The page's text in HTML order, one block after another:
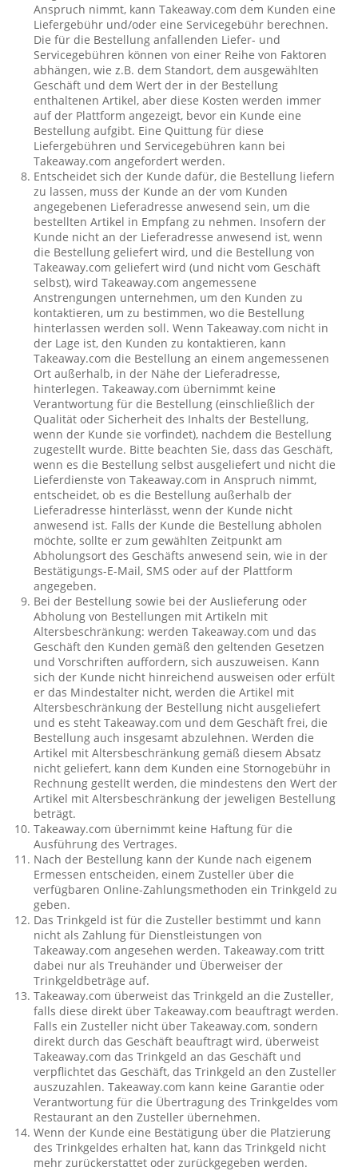
Anspruch nimmt, kann Takeaway.com dem Kunden eine
Liefergebühr und/oder eine Servicegebühr berechnen.
Die für die Bestellung anfallenden Liefer- und
Servicegebühren können von einer Reihe von Faktoren
abhängen, wie z.B. dem Standort, dem ausgewählten
Geschäft und dem Wert der in der Bestellung
enthaltenen Artikel, aber diese Kosten werden immer
auf der Plattform angezeigt, bevor ein Kunde eine
Bestellung aufgibt. Eine Quittung für diese
Liefergebühren und Servicegebühren kann bei
Takeaway.com angefordert werden.
Entscheidet sich der Kunde dafür, die Bestellung liefern
zu lassen, muss der Kunde an der vom Kunden
angegebenen Lieferadresse anwesend sein, um die
bestellten Artikel in Empfang zu nehmen. Insofern der
Kunde nicht an der Lieferadresse anwesend ist, wenn
die Bestellung geliefert wird, und die Bestellung von
Takeaway.com geliefert wird (und nicht vom Geschäft
selbst), wird Takeaway.com angemessene
Anstrengungen unternehmen, um den Kunden zu
kontaktieren, um zu bestimmen, wo die Bestellung
hinterlassen werden soll. Wenn Takeaway.com nicht in
der Lage ist, den Kunden zu kontaktieren, kann
Takeaway.com die Bestellung an einem angemessenen
Ort außerhalb, in der Nähe der Lieferadresse,
hinterlegen. Takeaway.com übernimmt keine
Verantwortung für die Bestellung (einschließlich der
Qualität oder Sicherheit des Inhalts der Bestellung,
wenn der Kunde sie vorfindet), nachdem die Bestellung
zugestellt wurde. Bitte beachten Sie, dass das Geschäft,
wenn es die Bestellung selbst ausgeliefert und nicht die
Lieferdienste von Takeaway.com in Anspruch nimmt,
entscheidet, ob es die Bestellung außerhalb der
Lieferadresse hinterlässt, wenn der Kunde nicht
anwesend ist. Falls der Kunde die Bestellung abholen
möchte, sollte er zum gewählten Zeitpunkt am
Abholungsort des Geschäfts anwesend sein, wie in der
Bestätigungs-E-Mail, SMS oder auf der Plattform
angegeben.
Bei der Bestellung sowie bei der Auslieferung oder
Abholung von Bestellungen mit Artikeln mit
Altersbeschränkung: werden Takeaway.com und das
Geschäft den Kunden gemäß den geltenden Gesetzen
und Vorschriften auffordern, sich auszuweisen. Kann
sich der Kunde nicht hinreichend ausweisen oder erfült
er das Mindestalter nicht, werden die Artikel mit
Altersbeschränkung der Bestellung nicht ausgeliefert
und es steht Takeaway.com und dem Geschäft frei, die
Bestellung auch insgesamt abzulehnen. Werden die
Artikel mit Altersbeschränkung gemäß diesem Absatz
nicht geliefert, kann dem Kunden eine Stornogebühr in
Rechnung gestellt werden, die mindestens den Wert der
Artikel mit Altersbeschränkung der jeweligen Bestellung
beträgt.
Takeaway.com übernimmt keine Haftung für die
Ausführung des Vertrages.
Nach der Bestellung kann der Kunde nach eigenem
Ermessen entscheiden, einem Zusteller über die
verfügbaren Online-Zahlungsmethoden ein Trinkgeld zu
geben.
Das Trinkgeld ist für die Zusteller bestimmt und kann
nicht als Zahlung für Dienstleistungen von
Takeaway.com angesehen werden. Takeaway.com tritt
dabei nur als Treuhänder und Überweiser der
Trinkgeldbeträge auf.
Takeaway.com überweist das Trinkgeld an die Zusteller,
falls diese direkt über Takeaway.com beauftragt werden.
Falls ein Zusteller nicht über Takeaway.com, sondern
direkt durch das Geschäft beauftragt wird, überweist
Takeaway.com das Trinkgeld an das Geschäft und
verpflichtet das Geschäft, das Trinkgeld an den Zusteller
auszuzahlen. Takeaway.com kann keine Garantie oder
Verantwortung für die Übertragung des Trinkgeldes vom
Restaurant an den Zusteller übernehmen.
Wenn der Kunde eine Bestätigung über die Platzierung
des Trinkgeldes erhalten hat, kann das Trinkgeld nicht
mehr zurückerstattet oder zurückgegeben werden.